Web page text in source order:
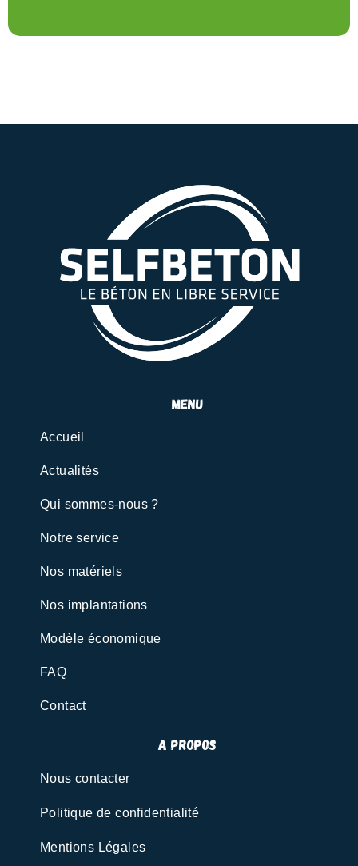
menu
Accueil
Actualités
Qui sommes-nous ?
Notre service
Nos matériels
Nos implantations
Modèle économique
FAQ
Contact
A propos
Nous contacter
Politique de confidentialité
Mentions Légales